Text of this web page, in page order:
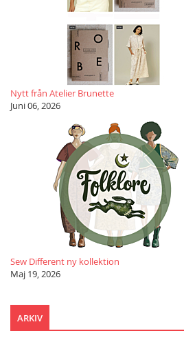
Nytt från Atelier Brunette
Juni 06, 2026
Sew Different ny kollektion
Maj 19, 2026
ARKIV